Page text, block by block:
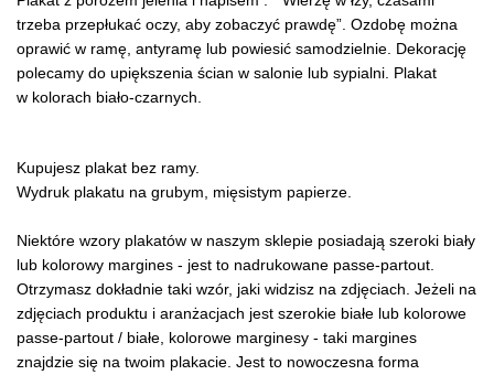
trzeba przepłukać oczy, aby zobaczyć prawdę”. Ozdobę można
oprawić w ramę, antyramę lub powiesić samodzielnie. Dekorację
polecamy do upiększenia ścian w salonie lub sypialni. Plakat
w kolorach biało-czarnych.
Kupujesz plakat bez ramy.
Wydruk plakatu na grubym, mięsistym papierze.
Niektóre wzory plakatów w naszym sklepie posiadają szeroki biały
lub kolorowy margines - jest to nadrukowane passe-partout.
Otrzymasz dokładnie taki wzór, jaki widzisz na zdjęciach. Jeżeli na
zdjęciach produktu i aranżacjach jest szerokie białe lub kolorowe
passe-partout / białe, kolorowe marginesy - taki margines
znajdzie się na twoim plakacie. Jest to nowoczesna forma